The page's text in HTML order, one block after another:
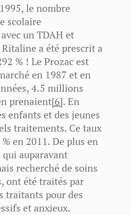
le nombre
scolaire
un TDAH et
a été prescrit a
% ! Le Prozac est
en 1987 et en
4.5 millions
prenaient[6]. En
enfants et des jeunes
traitements. Ce taux
% en 2011. De plus en
qui auparavant
recherché de soins
ont été traités par
traitants pour des
et anxieux.